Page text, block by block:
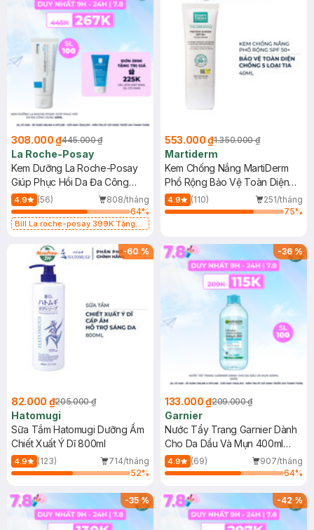
308.000 ₫445.000 ₫
La Roche-Posay
Kem Dưỡng La Roche-Posay
Giúp Phục Hồi Da Đa Công
Dụng 40ml
4.9 (56)
808/tháng
64%
Bill La roche-posay 399K Tặng
(SL có hạn)
553.000 ₫1.350.000 ₫
Martiderm
Kem Chống Nắng MartiDerm
Phổ Rộng Bảo Vệ Toàn Diện
40ml
4.9 (110)
251/tháng
75%
-60 %
82.000 ₫205.000 ₫
Hatomugi
Sữa Tắm Hatomugi Dưỡng Ẩm
Chiết Xuất Ý Dĩ 800ml
4.9 (123)
714/tháng
52%
-36%
133.000 ₫209.000 ₫
Garnier
Nước Tẩy Trang Garnier Dành
Cho Da Dầu Và Mụn 400ml
(Mới)
4.9 (69)
907/tháng
64%
-35% -42%